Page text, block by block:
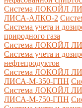
Система ЛОКОЙЛ
ЛИСА-АЛКО-2
Система учета и
природного газа
Система ЛОКОЙЛ
Система учета и
нефтепродуктов
Система ЛОКОЙЛ
ЛИСА-М-350-ГПН
Система ЛОКОЙЛ
ЛИСА-М-750-ГПН